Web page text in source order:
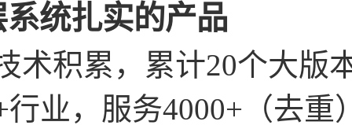
统扎实的产品
术积累，累计20个大版
行业，服务4000+（去